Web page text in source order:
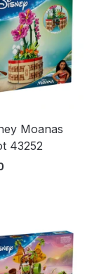
Moanas
43252